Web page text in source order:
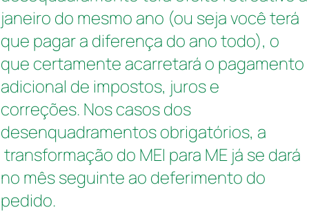
janeiro do mesmo ano (ou seja você terá
que pagar a diferença do ano todo), o
que certamente acarretará o pagamento
adicional de impostos, juros e
correções. Nos casos dos
desenquadramentos obrigatórios, a
transformação do MEI para ME já se dará
no mês seguinte ao deferimento do
pedido.